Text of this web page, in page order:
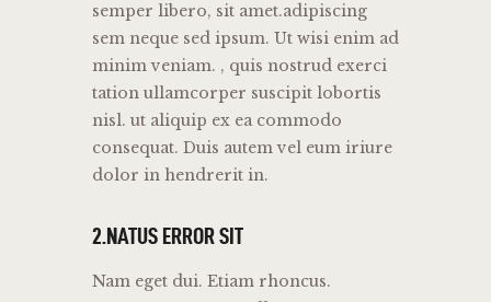
semper libero, sit amet.adipiscing
sem neque sed ipsum. Ut wisi enim ad
minim veniam. , quis nostrud exerci
tation ullamcorper suscipit lobortis
nisl. ut aliquip ex ea commodo
consequat. Duis autem vel eum iriure
dolor in hendrerit in.
2.NATUS ERROR SIT
Nam eget dui. Etiam rhoncus.